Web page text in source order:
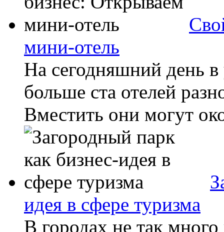
мини-отель
На сегодняшний день в
больше ста отелей
Вместить они могут
идея в сфере туризма
В городах не так